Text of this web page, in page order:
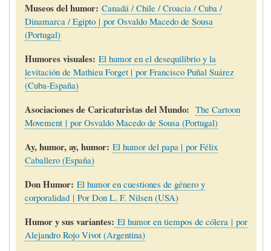
Museos del humor: Canadá / Chile / Croacia / Cuba /
Dinamarca / Egipto | por Osvaldo Macedo de Sousa
(Portugal)
Humores visuales: El humor en el desequilibrio y la
levitación de Mathieu Forget | por Francisco Puñal Suárez
(Cuba-España)
Asociaciones de Caricaturistas del Mundo: The Cartoon
Movement | por Osvaldo Macedo de Sousa (Portugal)
Ay, humor, ay, humor: El humor del papa | por Félix
Caballero (España)
Don Humor: El humor en cuestiones de género y
corporalidad | Por Don L. F. Nilsen (USA)
Humor y sus variantes: El humor en tiempos de cólera | por
Alejandro Rojo Vivot (Argentina)